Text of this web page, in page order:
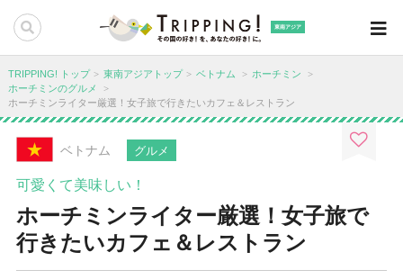
東南アジア
TRIPPING! トップ 東南アジアトップ ベトナム
ホーチミン
ホーチミンのグルメ
ホーチミンライター厳選！女子旅で行きたいカフェ＆レストラン
ベトナム グルメ
可愛くて美味しい！
ホーチミンライター厳選！女子旅で
行きたいカフェ＆レストラン